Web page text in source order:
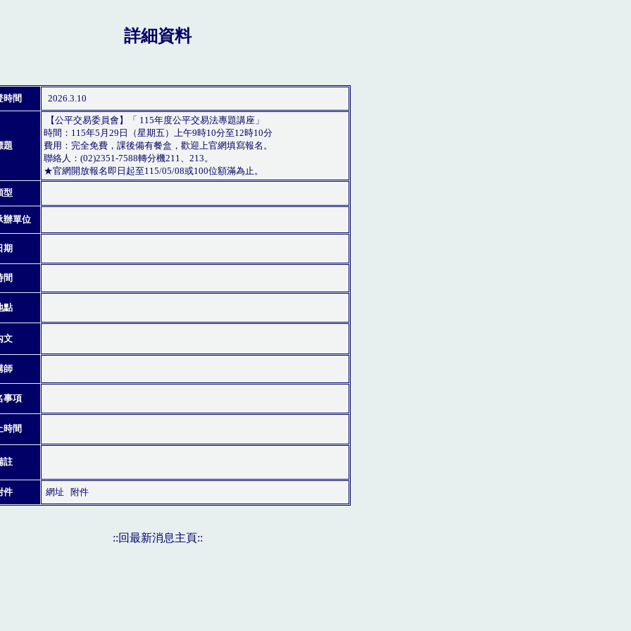
詳細資料
時間 2026.3.10
題
【公平交易委員會】「 115年度公平交易法專題講座」
時間：115年5月29日（星期五）上午9時10分至12時10分
費用：完全免費，課後備有餐盒，歡迎上官網填寫報名。
聯絡人：(02)2351-7588轉分機211、213。
★官網開放報名即日起至115/05/08或100位額滿為止。
型
辦單位
期
間
點
文
師
事項
時間
註
件 網址 附件
::回最新消息主頁::